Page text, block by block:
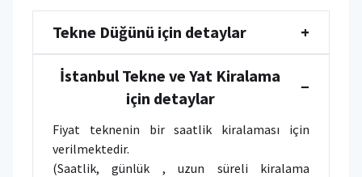
Tekne Düğünü için detaylar +
İstanbul Tekne ve Yat Kiralama
için detaylar
−
Fiyat teknenin bir saatlik kiralaması için
verilmektedir.
(Saatlik, günlük , uzun süreli kiralama